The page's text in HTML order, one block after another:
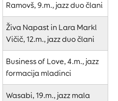
Ramovš, 9.m., jazz duo člani
Živa Napast in Lara Markl
Vičič, 12.m., jazz duo člani
Business of Love, 4.m., jazz
formacija mladinci
Wasabi, 19.m., jazz mala